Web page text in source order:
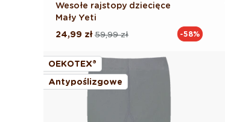
Wesołe rajstopy dziecięce
Mały Yeti
Cena
59,99 zł
Cena
24,99 zł -58%
OEKOTEX®
Antypoślizgowe